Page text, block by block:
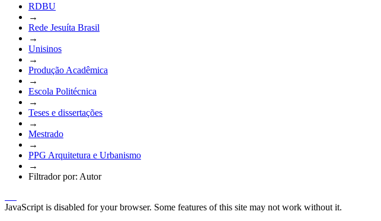
RDBU
→
Rede Jesuíta Brasil
→
Unisinos
→
Produção Acadêmica
→
Escola Politécnica
→
Teses e dissertações
→
Mestrado
→
PPG Arquitetura e Urbanismo
→
Filtrador por: Autor
JavaScript is disabled for your browser. Some features of this site may not work without it.